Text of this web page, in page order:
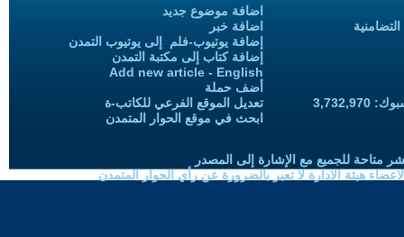
اضافة موضوع جديد
اضافة خبر
إضافة يوتيوب-فلم إلى يوتيوب التمدن
إضافة كتاب إلى مكتبة التمدن
Add new article - English
أضف حملة
تعديل الموقع الفرعي للكاتب-ة
ابحث في موقع الحوار المتمدن
متاحة للجميع مع الإشارة إلى المصدر
هيئة الادارة لا تعبر بالضرورة عن رأي الحوار المتمدن